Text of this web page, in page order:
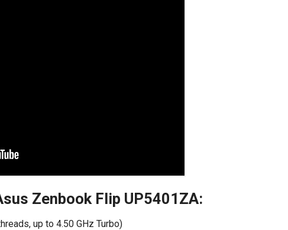
Zenbook Flip UP5401ZA:
up to 4.50 GHz Turbo)